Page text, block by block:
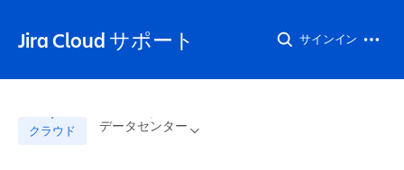
Jira Cloud サポート サインイン
クラウド データセンター